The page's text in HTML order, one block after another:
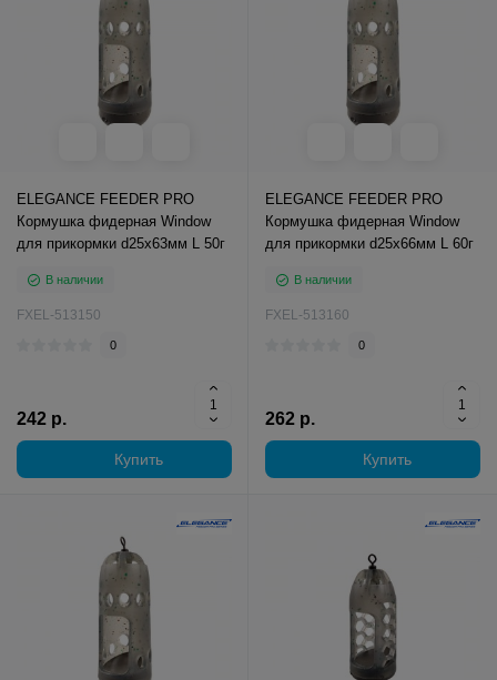
ELEGANCE FEEDER PRO
Кормушка фидерная Window
для прикормки d25х63мм L 50г
В наличии
FXEL-513150
0
242 р.
Купить
ELEGANCE FEEDER PRO
Кормушка фидерная Window
для прикормки d25х66мм L 60г
В наличии
FXEL-513160
0
262 р.
Купить